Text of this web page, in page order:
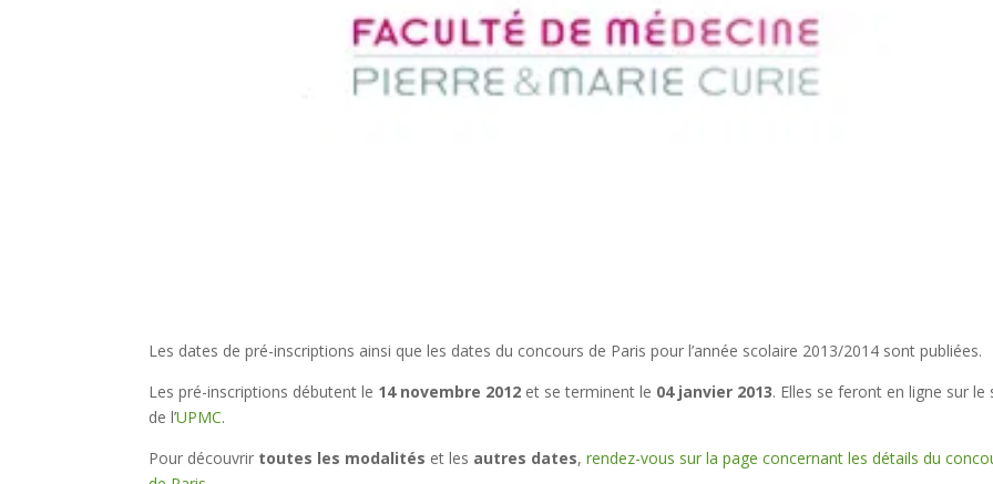
Les dates de pré-inscriptions ainsi que les dates du concours de Paris pour l’année scolaire 2013/2014 sont publiées.
Les pré-inscriptions débutent le 14 novembre 2012 et se terminent le 04 janvier 2013. Elles se feront en ligne sur le
de l’UPMC.
Pour découvrir toutes les modalités et les autres dates,rendez-vous sur la page concernant les détails du